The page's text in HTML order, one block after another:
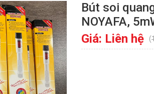
Bút soi
NOYAFA,
Giá: Liên hệ (